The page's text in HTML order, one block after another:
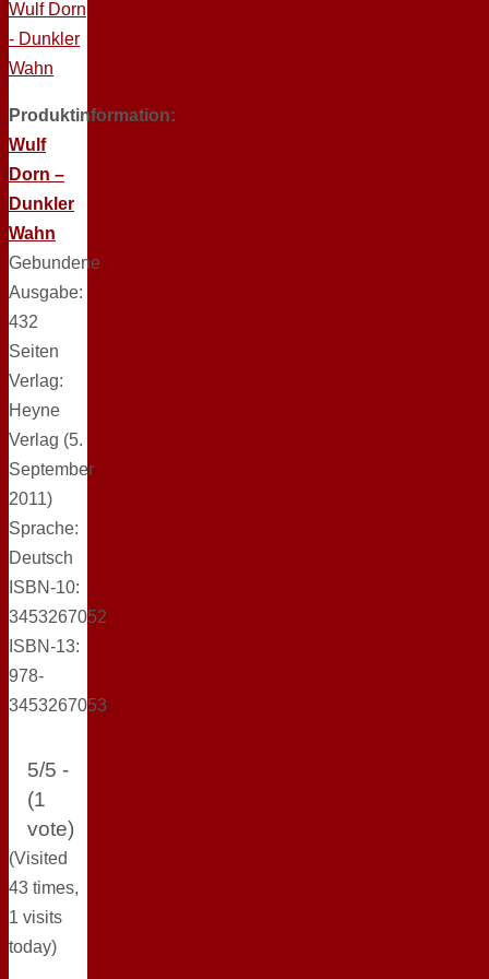
Produktinformation:
Wulf
Dorn –
Dunkler
Wahn
Gebundene
Ausgabe:
432
Seiten
Verlag:
Heyne
Verlag (5.
September
2011)
Sprache:
Deutsch
ISBN-10:
3453267052
ISBN-13:
978-
3453267053
5/5 -
(1
vote)
(Visited
43 times,
1 visits
today)